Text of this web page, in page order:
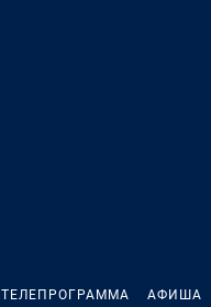
ТЕЛЕПРОГРАММА АФИША